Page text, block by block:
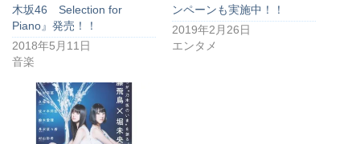
木坂46 Selection for
Piano』発売！！
2018年5月11日
音楽
ンペーンも実施中！！
2019年2月26日
エンタメ